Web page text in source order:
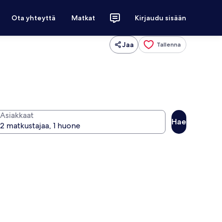
Ota yhteyttä Matkat Kirjaudu sisään
Jaa Tallenna
Asiakkaat
Hae